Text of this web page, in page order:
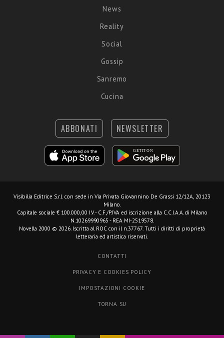
News
Reality
Social
Gossip
Sanremo
Cucina
ABBONATI NEWSLETTER
Visibilia Editrice S.r.l. con sede in Via Privata Giovannino De Grassi 12/12A, 20123
Milano.
Capitale sociale € 100.000,00 I.V. - C.F./P.IVA ed iscrizione alla C.C.I.A.A. di Milano
N.10269990965 - REA MI-2519578.
Novella 2000 © 2026. Iscritta al ROC con il n.37767. Tutti i diritti di proprietà
letteraria ed artistica riservati.
CONTATTI
PRIVACY E COOKIES POLICY
IMPOSTAZIONI COOKIE
TORNA SU